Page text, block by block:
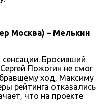
Москва) – Мелькин
сенсации. Бросивший
Пожогин не смог
ход, Максиму
рейтинга отказались
что на проекте